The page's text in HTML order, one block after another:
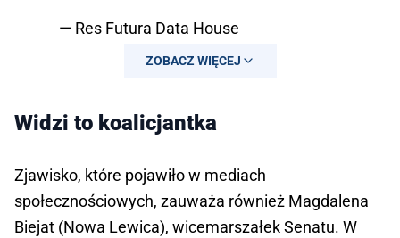
— Res Futura Data House
(@Polityka_wSieci)May 10, 2026
ZOBACZ WIĘCEJ
Widzi to koalicjantka
Zjawisko, które pojawiło w mediach
społecznościowych, zauważa również Magdalena
Biejat (Nowa Lewica), wicemarszałek Senatu. W